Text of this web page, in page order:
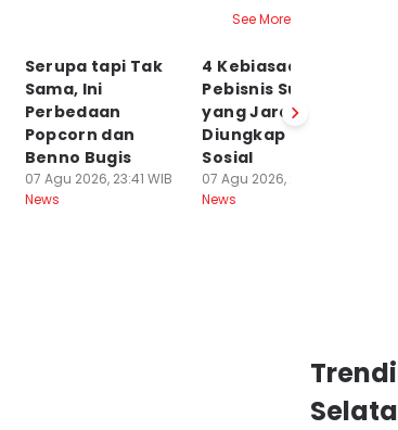
See More
Serupa tapi Tak
Sama, Ini
Perbedaan
Popcorn dan
Benno Bugis
07 Agu 2026, 23:41 WIB
News
4 Kebiasaan
Pebisnis Sukses
yang Jarang
Diungkap di Media
Sosial
07 Agu 2026, 23:36 WIB
News